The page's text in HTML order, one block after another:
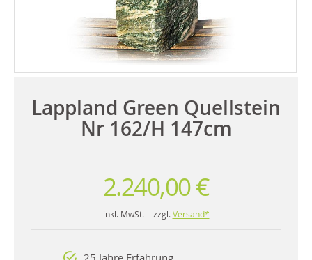
Lappland Green Quellstein
Nr 162/H 147cm
2.240,00 €
inkl. MwSt. - zzgl. Versand*
25 Jahre Erfahrung